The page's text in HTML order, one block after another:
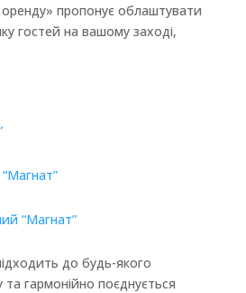
пропонує облаштувати
гостей на вашому заході,
“Магнат”
до будь-якого
та гармонійно поєднується